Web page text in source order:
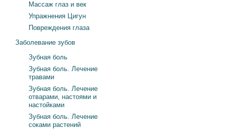
Массаж глаз и век
Упражнения Цигун
Повреждения глаза
Заболевание зубов
Зубная боль
Зубная боль. Лечение
травами
Зубная боль. Лечение
отварами, настоями и
настойками
Зубная боль. Лечение
соками растений